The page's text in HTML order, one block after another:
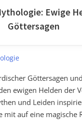
Ewige
Göttersagen
Göttersagen
ewigen Helden der
und Leiden
mit auf eine magische